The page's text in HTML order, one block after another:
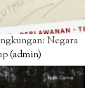
Negara
(admin)